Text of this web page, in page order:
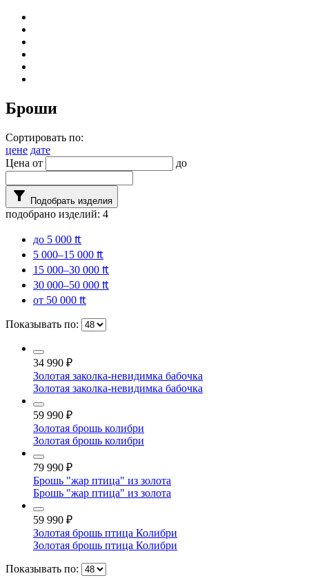
Броши
Сортировать по:
цене дате
Цена от
до
filter_alt Подобрать изделия
подобрано изделий: 4
до 5 000 ₶
5 000–15 000 ₶
15 000–30 000 ₶
30 000–50 000 ₶
от 50 000 ₶
Показывать по:
34 990 ₽
Золотая заколка-невидимка бабочка
Золотая заколка-невидимка бабочка
59 990 ₽
Золотая брошь колибри
Золотая брошь колибри
79 990 ₽
Брошь "жар птица" из золота
Брошь "жар птица" из золота
59 990 ₽
Золотая брошь птица Колибри
Золотая брошь птица Колибри
Показывать по: